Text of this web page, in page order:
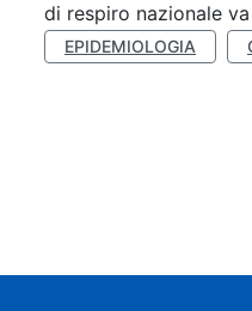
di respiro nazionale
EPIDEMIOLOGIA